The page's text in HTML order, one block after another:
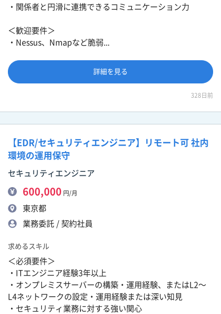
・関係者と円滑に連携できるコミュニケーション力
＜歓迎要件＞
・Nessus、Nmapなど脆弱...
詳細を見る
328日前
【EDR/セキュリティエンジニア】リモート可 社内
環境の運用保守
セキュリティエンジニア
600,000 円/月
東京都
業務委託 / 契約社員
求めるスキル
＜必須要件＞
・ITエンジニア経験3年以上
・オンプレミスサーバーの構築・運用経験、またはL2〜
L4ネットワークの設定・運用経験または深い知見
・セキュリティ業務に対する強い関心